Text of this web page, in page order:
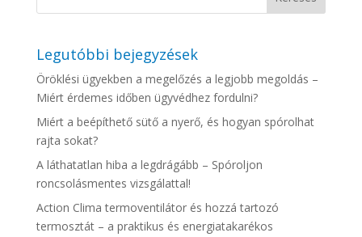
Legutóbbi bejegyzések
Öröklési ügyekben a megelőzés a legjobb megoldás –
Miért érdemes időben ügyvédhez fordulni?
Miért a beépíthető sütő a nyerő, és hogyan spórolhat
rajta sokat?
A láthatatlan hiba a legdrágább – Spóroljon
roncsolásmentes vizsgálattal!
Action Clima termoventilátor és hozzá tartozó
termosztát – a praktikus és energiatakarékos